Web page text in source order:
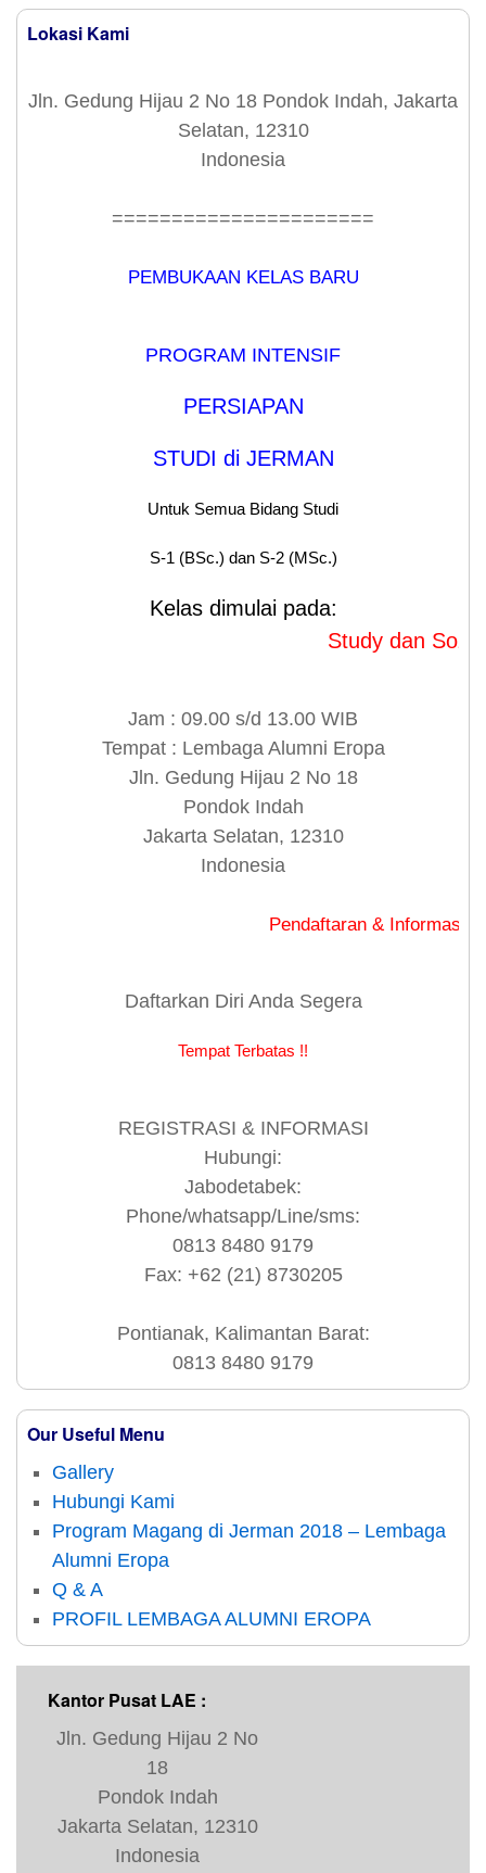
Lokasi Kami
Jln. Gedung Hijau 2 No 18 Pondok Indah, Jakarta
Selatan, 12310
Indonesia
======================
PEMBUKAAN KELAS BARU
PROGRAM INTENSIF
PERSIAPAN
STUDI di JERMAN
Untuk Semua Bidang Studi
S-1 (BSc.) dan S-2 (MSc.)
Kelas dimulai pada:
Study dan
Jam : 09.00 s/d 13.00 WIB
Tempat : Lembaga Alumni Eropa
Jln. Gedung Hijau 2 No 18
Pondok Indah
Jakarta Selatan, 12310
Indonesia
Pendaftaran & Informasi
Daftarkan Diri Anda Segera
Tempat Terbatas !!
REGISTRASI & INFORMASI
Hubungi:
Jabodetabek:
Phone/whatsapp/Line/sms:
0813 8480 9179
Fax: +62 (21) 8730205
Pontianak, Kalimantan Barat:
0813 8480 9179
Our Useful Menu
Gallery
Hubungi Kami
Program Magang di Jerman 2018 – Lembaga
Alumni Eropa
Q & A
PROFIL LEMBAGA ALUMNI EROPA
Kantor Pusat LAE :
Jln. Gedung Hijau 2 No
18
Pondok Indah
Jakarta Selatan, 12310
Indonesia